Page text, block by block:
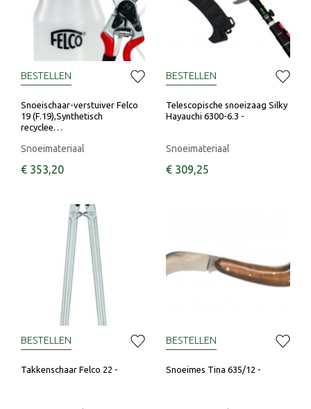
Snoeischaar-verstuiver Felco
19 (F.19),Synthetisch
recyclee…
Snoeimateriaal
€ 353,20
BESTELLEN
Telescopische snoeizaag Silky
Hayauchi 6300-6.3 -
Snoeimateriaal
€ 309,25
BESTELLEN
Takkenschaar Felco 22 -
BESTELLEN
Snoeimes Tina 635/12 -
BESTELLEN